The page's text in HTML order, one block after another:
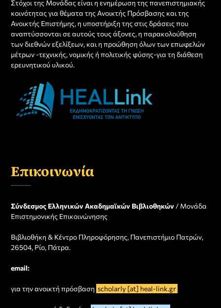
Στόχοι της Μονάδας είναι η ενημέρωση της πανεπιστημιακής
κοινότητας για θέματα της Ανοικτής Πρόσβασης και της
Ανοικτής Επιστήμης, η υποστήριξη της στις δράσεις που
αναπτύσσονται σε αυτούς τους άξονες, η παρακολούθηση
των διεθνών εξελίξεων, και η προώθηση όλων των επωφελών
μέτρων -τεχνικής, νομικής ή πολιτικής φύσης-για τη διάθεση
ερευνητικού υλικού.
Επικοινωνία
Σύνδεσμος Ελληνικών Ακαδημαϊκών Βιβλιοθηκών / Μονάδα
Επιστημονικής Επικοινώνησης
Βιβλιοθήκη & Κέντρο Πληροφόρησης, Πανεπιστήμιο Πατρών,
26504, Ρίο, Πάτρα.
email:
για την ανοικτή πρόσβαση scholarly [at] heal-link.gr